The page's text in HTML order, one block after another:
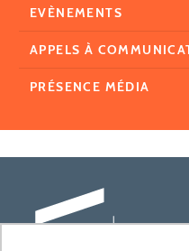
EVÈNEMENTS
APPELS À
PRÉSENCE MÉDIA